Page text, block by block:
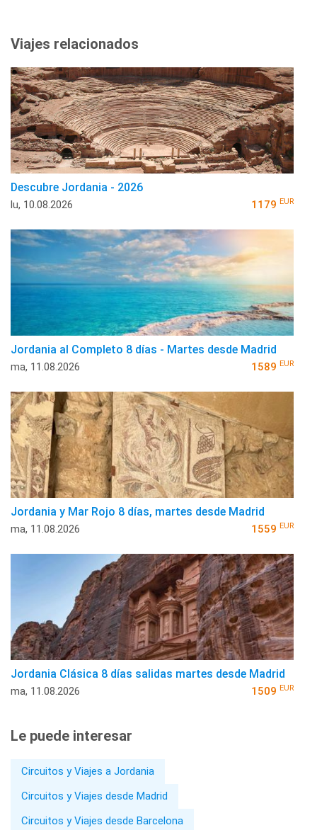
Viajes relacionados
Descubre Jordania - 2026
lu, 10.08.2026 1179 EUR
Jordania al Completo 8 días - Martes desde Madrid
ma, 11.08.2026 1589 EUR
Jordania y Mar Rojo 8 días, martes desde Madrid
ma, 11.08.2026 1559 EUR
Jordania Clásica 8 días salidas martes desde Madrid
ma, 11.08.2026 1509 EUR
Le puede interesar
Circuitos y Viajes a Jordania
Circuitos y Viajes desde Madrid
Circuitos y Viajes desde Barcelona